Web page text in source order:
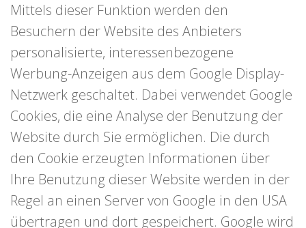
Mittels dieser Funktion werden den
Besuchern der Website des Anbieters
personalisierte, interessenbezogene
Werbung-Anzeigen aus dem Google Display-
Netzwerk geschaltet. Dabei verwendet Google
Cookies, die eine Analyse der Benutzung der
Website durch Sie ermöglichen. Die durch
den Cookie erzeugten Informationen über
Ihre Benutzung dieser Website werden in der
Regel an einen Server von Google in den USA
übertragen und dort gespeichert. Google wird